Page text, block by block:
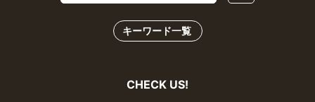
キーワード一覧
CHECK US!